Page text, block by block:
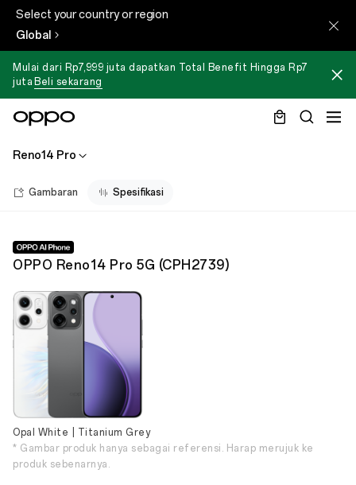
Select your country or region
Global
Mulai dari Rp7,999 juta dapatkan Total Benefit Hingga Rp7
juta Beli sekarang
Reno14 Pro
Gambaran Spesifikasi
OPPO Reno14 Pro 5G (CPH2739)
Opal White | Titanium Grey
* Gambar produk hanya sebagai referensi. Harap merujuk ke
produk sebenarnya.